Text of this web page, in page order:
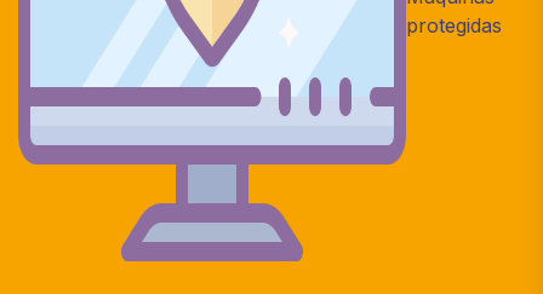
protegidas